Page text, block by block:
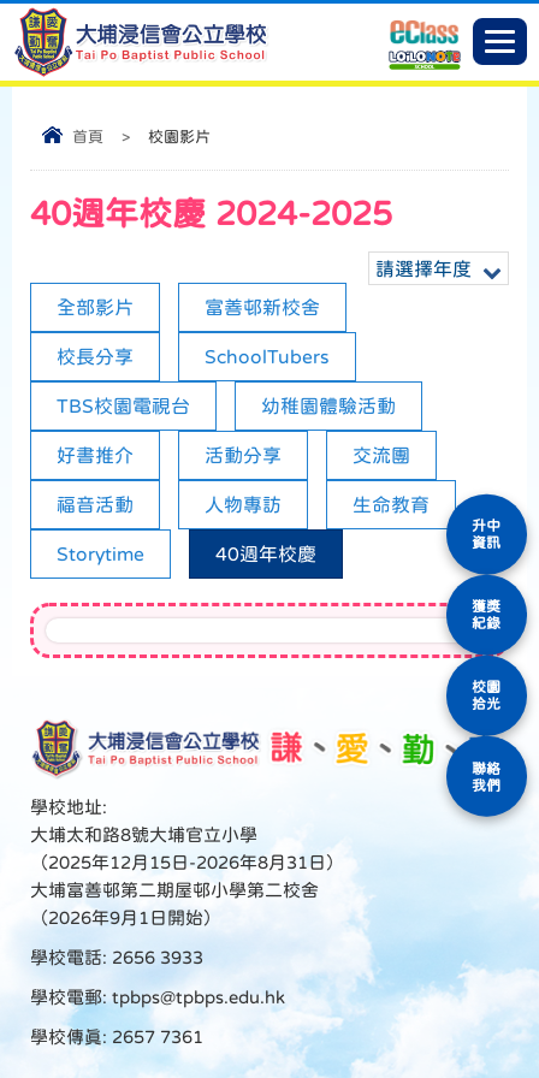
首頁 > 校園影片
40週年校慶 2024-2025
請選擇年度
全部影片
富善邨新校舍
校長分享 SchoolTubers
TBS校園電視台 幼稚園體驗活動
好書推介 活動分享 交流團
福音活動 人物專訪 生命教育
Storytime 40週年校慶
學校地址:
大埔太和路8號大埔官立小學
（2025年12月15日-2026年8月31日）
大埔富善邨第二期屋邨小學第二校舍
（2026年9月1日開始）
學校電話: 2656 3933
學校電郵: tpbps@tpbps.edu.hk
學校傳真: 2657 7361
升中
資訊
獲獎
紀錄
校園
拾光
聯絡
我們